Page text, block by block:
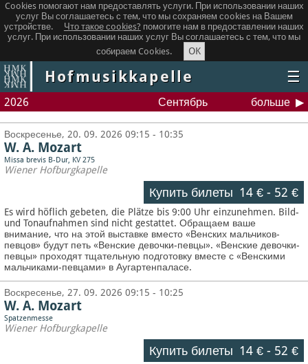
Cookies помогают нам предоставлять услуги. При использовании наших
услуг Вы соглашаетесь с тем, что мы сохраняем сookies на Вашем
устройстве.
Что такое сookies? помогите нам в предоставлении наших
услуг. При использовании наших услуг Вы соглашаетесь с тем, что мы
собираем Cookies.
OK
Hofmusikkapelle ☰
2026 Сентябрь больше
Воскресенье, 20. 09. 2026 09:15 - 10:35
W. A. Mozart
Missa brevis B-Dur, KV 275
Wiener Hofburgkapelle
Купить билеты 14 €- 52 €
Es wird höflich gebeten, die Plätze bis 9:00 Uhr einzunehmen. Bild-
und Tonaufnahmen sind nicht gestattet.Обращаем ваше
внимание, что на этой выставке вместо «Венских мальчиков-
певцов» будут петь «Венские девочки-певцы». «Венские девочки-
певцы» проходят тщательную подготовку вместе с «Венскими
мальчиками-певцами» в Аугартенпаласе.
Воскресенье, 27. 09. 2026 09:15 - 10:25
W. A. Mozart
Spatzenmesse
Wiener Hofburgkapelle
Купить билеты 14 €- 52 €